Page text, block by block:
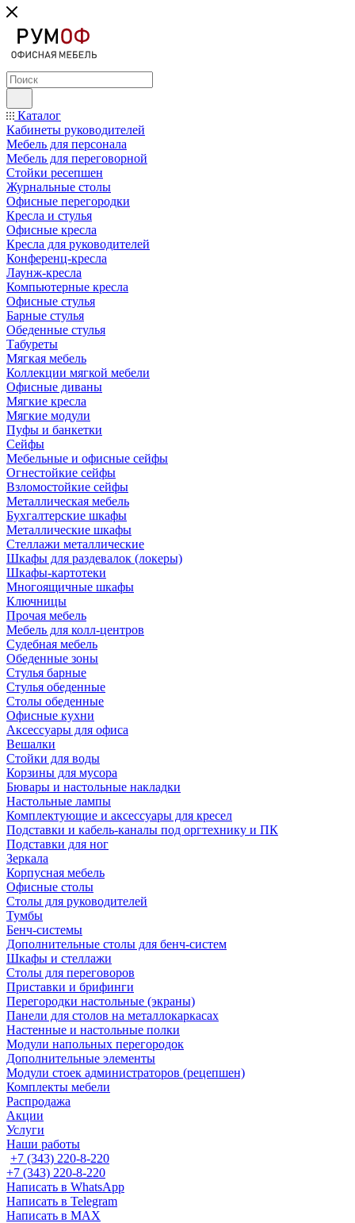
Каталог
Кабинеты руководителей
Мебель для персонала
Мебель для переговорной
Стойки ресепшен
Журнальные столы
Офисные перегородки
Кресла и стулья
Офисные кресла
Кресла для руководителей
Конференц-кресла
Лаунж-кресла
Компьютерные кресла
Офисные стулья
Барные стулья
Обеденные стулья
Табуреты
Мягкая мебель
Коллекции мягкой мебели
Офисные диваны
Мягкие кресла
Мягкие модули
Пуфы и банкетки
Сейфы
Мебельные и офисные сейфы
Огнестойкие сейфы
Взломостойкие сейфы
Металлическая мебель
Бухгалтерские шкафы
Металлические шкафы
Стеллажи металлические
Шкафы для раздевалок (локеры)
Шкафы-картотеки
Многоящичные шкафы
Ключницы
Прочая мебель
Мебель для колл-центров
Судебная мебель
Обеденные зоны
Стулья барные
Стулья обеденные
Столы обеденные
Офисные кухни
Аксессуары для офиса
Вешалки
Стойки для воды
Корзины для мусора
Бювары и настольные накладки
Настольные лампы
Комплектующие и аксессуары для кресел
Подставки и кабель-каналы под оргтехнику и ПК
Подставки для ног
Зеркала
Корпусная мебель
Офисные столы
Столы для руководителей
Тумбы
Бенч-системы
Дополнительные столы для бенч-систем
Шкафы и стеллажи
Столы для переговоров
Приставки и брифинги
Перегородки настольные (экраны)
Панели для столов на металлокаркасах
Настенные и настольные полки
Модули напольных перегородок
Дополнительные элементы
Модули стоек администраторов (рецепшен)
Комплекты мебели
Распродажа
Акции
Услуги
Наши работы
+7 (343) 220-8-220
+7 (343) 220-8-220
Написать в WhatsApp
Написать в Telegram
Написать в MAX